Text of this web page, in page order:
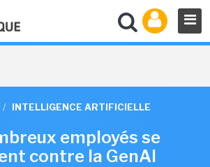
/ INTELLIGENCE ARTIFICIELLE
employés se
contre la GenAI